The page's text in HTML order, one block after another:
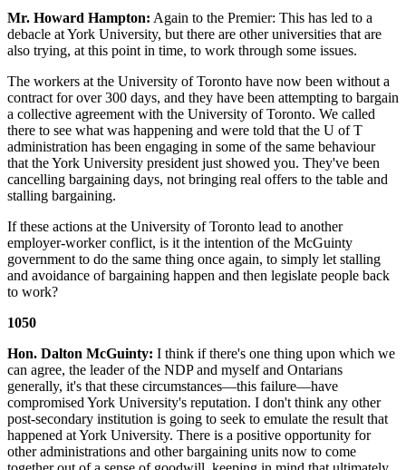
Mr. Howard Hampton: Again to the Premier: This has led to a
debacle at York University, but there are other universities that are
also trying, at this point in time, to work through some issues.
The workers at the University of Toronto have now been without a
contract for over 300 days, and they have been attempting to bargain
a collective agreement with the University of Toronto. We called
there to see what was happening and were told that the U of T
administration has been engaging in some of the same behaviour
that the York University president just showed you. They've been
cancelling bargaining days, not bringing real offers to the table and
stalling bargaining.
If these actions at the University of Toronto lead to another
employer-worker conflict, is it the intention of the McGuinty
government to do the same thing once again, to simply let stalling
and avoidance of bargaining happen and then legislate people back
to work?
1050
Hon. Dalton McGuinty: I think if there's one thing upon which we
can agree, the leader of the NDP and myself and Ontarians
generally, it's that these circumstances—this failure—have
compromised York University's reputation. I don't think any other
post-secondary institution is going to seek to emulate the result that
happened at York University. There is a positive opportunity for
other administrations and other bargaining units now to come